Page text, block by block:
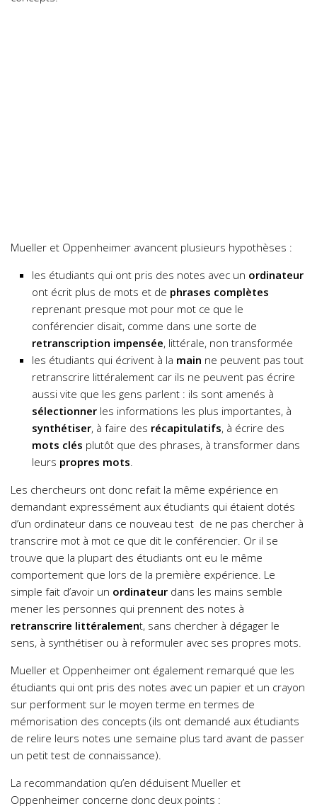
Mueller et Oppenheimer avancent plusieurs hypothèses :
les étudiants qui ont pris des notes avec un ordinateur
ont écrit plus de mots et de phrases complètes
reprenant presque mot pour mot ce que le
conférencier disait, comme dans une sorte de
retranscription impensée, littérale, non transformée
les étudiants qui écrivent à la main ne peuvent pas tout
retranscrire littéralement car ils ne peuvent pas écrire
aussi vite que les gens parlent : ils sont amenés à
sélectionner les informations les plus importantes, à
synthétiser, à faire des récapitulatifs, à écrire des
mots clés plutôt que des phrases, à transformer dans
leurs propres mots.
Les chercheurs ont donc refait la même expérience en
demandant expressément aux étudiants qui étaient dotés
d’un ordinateur dans ce nouveau test de ne pas chercher à
transcrire mot à mot ce que dit le conférencier. Or il se
trouve que la plupart des étudiants ont eu le même
comportement que lors de la première expérience. Le
simple fait d’avoir un ordinateur dans les mains semble
mener les personnes qui prennent des notes à
retranscrire littéralement, sans chercher à dégager le
sens, à synthétiser ou à reformuler avec ses propres mots.
Mueller et Oppenheimer ont également remarqué que les
étudiants qui ont pris des notes avec un papier et un crayon
sur performent sur le moyen terme en termes de
mémorisation des concepts (ils ont demandé aux étudiants
de relire leurs notes une semaine plus tard avant de passer
un petit test de connaissance).
La recommandation qu’en déduisent Mueller et
Oppenheimer concerne donc deux points :